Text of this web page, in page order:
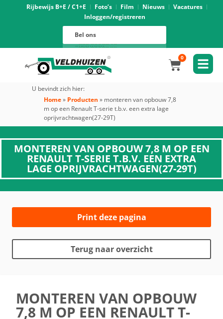
Rijbewijs B+E / C1+E Foto’s Film Nieuws
Vacatures
Inloggen/registreren
Bel ons
0
U bevindt zich hier:
Home» Producten » monteren van opbouw 7,8
m op een Renault T-serie t.b.v. een extra lage
oprijvrachtwagen(27-29T)
MONTEREN VAN OPBOUW 7,8 M OP EEN
RENAULT T-SERIE T.B.V. EEN EXTRA
LAGE OPRIJVRACHTWAGEN(27-29T)
Print deze pagina
Terug naar overzicht
MONTEREN VAN OPBOUW
7,8 M OP EEN RENAULT T-